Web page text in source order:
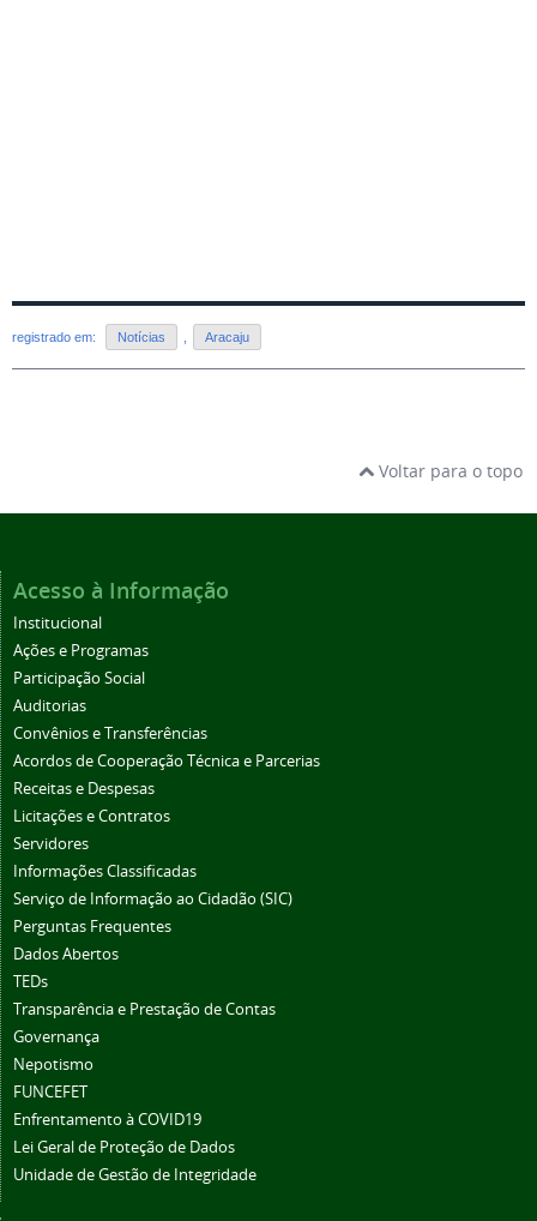
registrado em: Notícias Aracaju
Voltar para o topo
Acesso à Informação
Institucional
Ações e Programas
Participação Social
Auditorias
Convênios e Transferências
Acordos de Cooperação Técnica e Parcerias
Receitas e Despesas
Licitações e Contratos
Servidores
Informações Classificadas
Serviço de Informação ao Cidadão (SIC)
Perguntas Frequentes
Dados Abertos
TEDs
Transparência e Prestação de Contas
Governança
Nepotismo
FUNCEFET
Enfrentamento à COVID19
Lei Geral de Proteção de Dados
Unidade de Gestão de Integridade